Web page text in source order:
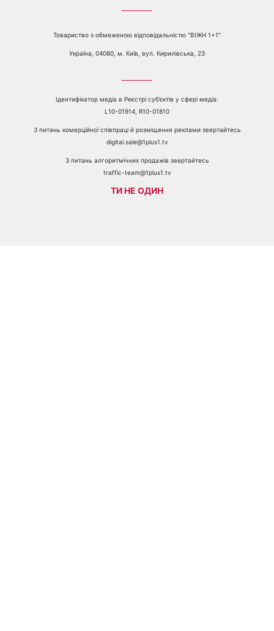
Товариство з обмеженою відповідальністю "ВІЖН 1+1"
Україна, 04080, м. Київ, вул. Кирилівська, 23
Ідентифікатор медіа в Реєстрі суб’єктів у сфері медіа:
L10-01914, R10-01810
З питань комерційної співпраці й розміщення реклами звертайтесь
digital.sale@1plus1.tv
З питань алгоритмічних продажів звертайтесь
traffic-team@1plus1.tv
ТИ НЕ ОДИН